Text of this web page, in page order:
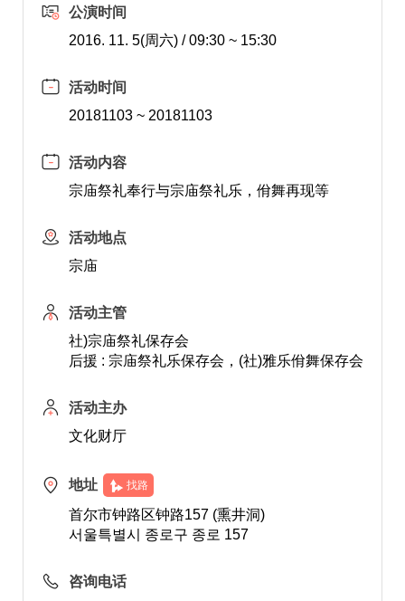
公演时间
2016. 11. 5(周六) / 09:30 ~ 15:30
活动时间
20181103 ~ 20181103
活动内容
宗庙祭礼奉行与宗庙祭礼乐，佾舞再现等
活动地点
宗庙
活动主管
社)宗庙祭礼保存会
后援 : 宗庙祭礼乐保存会，(社)雅乐佾舞保存会
活动主办
文化财厅
地址 找路
首尔市钟路区钟路157 (熏井洞)
서울특별시 종로구 종로 157
咨询电话